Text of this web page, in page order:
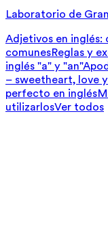
Laboratorio de
Adjetivos en inglés:
comunesReglas y
inglés "a" y "an"
– sweetheart, love
perfecto en inglés
utilizarlosVer todos